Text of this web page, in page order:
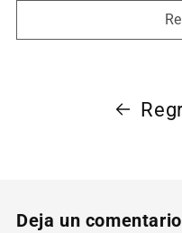
Deja un comentario